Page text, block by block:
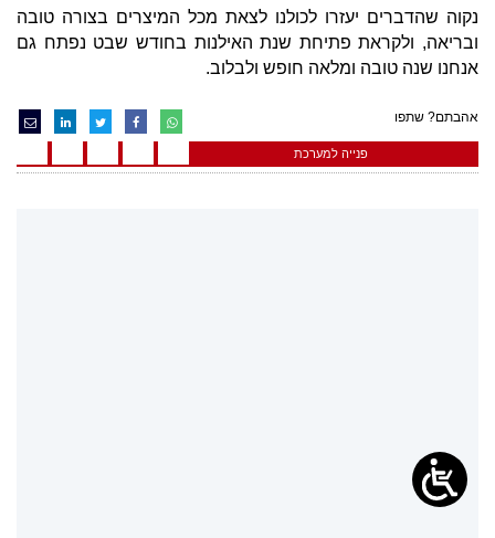
נקוה שהדברים יעזרו לכולנו לצאת מכל המיצרים בצורה טובה
ובריאה, ולקראת פתיחת שנת האילנות בחודש שבט נפתח גם
אנחנו שנה טובה ומלאה חופש ולבלוב.
אהבתם? שתפו
פנייה למערכת